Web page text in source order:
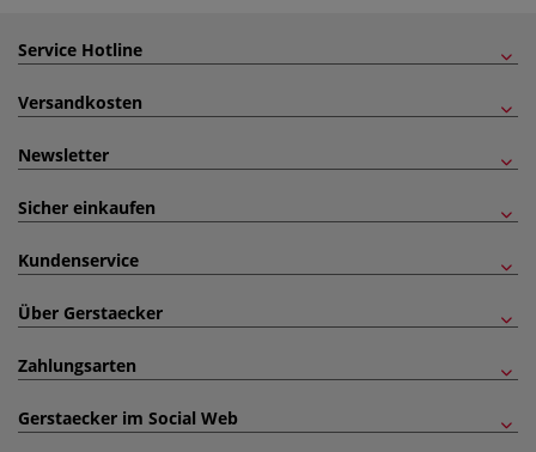
Service Hotline
Versandkosten
Newsletter
Sicher einkaufen
Kundenservice
Über Gerstaecker
Zahlungsarten
Gerstaecker im Social Web